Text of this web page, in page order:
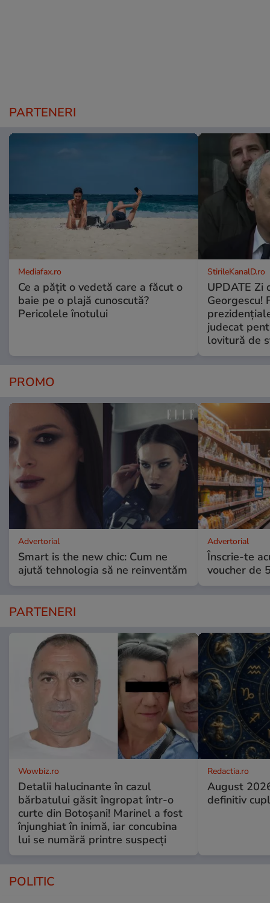
PARTENERI
Mediafax.ro
Ce a pățit o vedetă care a făcut o
baie pe o plajă cunoscută?
Pericolele înotului
StirileKanalD.ro
UPDATE Zi
Georgescu!
judecat
lovitură de
PROMO
Advertorial
Smart is the new chic: Cum ne
ajută tehnologia să ne reinventăm
Advertorial
Înscrie-te
voucher de
PARTENERI
Wowbiz.ro
Detalii halucinante în cazul
bărbatului găsit îngropat într-o
curte din Botoșani! Marinel a fost
înjunghiat în inimă, iar concubina
lui se numără printre suspecți
Redactia.ro
August
definitiv
POLITIC